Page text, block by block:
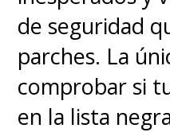
de seguridad
parches. La
comprobar si
en la lista